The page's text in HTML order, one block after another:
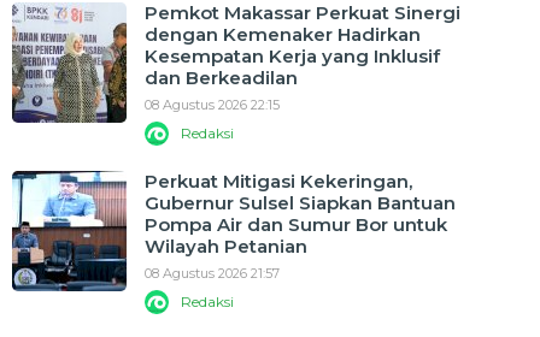
Pemkot Makassar Perkuat Sinergi
dengan Kemenaker Hadirkan
Kesempatan Kerja yang Inklusif
dan Berkeadilan
08 Agustus 2026 22:15
Redaksi
Perkuat Mitigasi Kekeringan,
Gubernur Sulsel Siapkan Bantuan
Pompa Air dan Sumur Bor untuk
Wilayah Petanian
08 Agustus 2026 21:57
Redaksi